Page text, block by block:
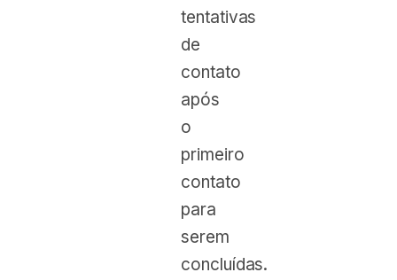
tentativas
de
contato
após
o
primeiro
contato
para
serem
concluídas.